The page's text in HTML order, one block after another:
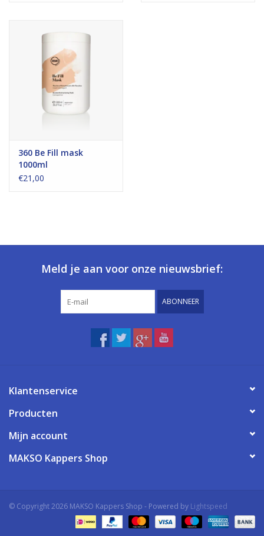
360 Be Fill mask
1000ml
€21,00
Meld je aan voor onze nieuwsbrief:
ABONNEER
Klantenservice
Producten
Mijn account
MAKSO Kappers Shop
© Copyright 2026 MAKSO Kappers Shop - Powered by Lightspeed